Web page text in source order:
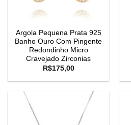
Argola Pequena Prata 925
Banho Ouro Com Pingente
Redondinho Micro
Cravejado Zirconias
R$175,00